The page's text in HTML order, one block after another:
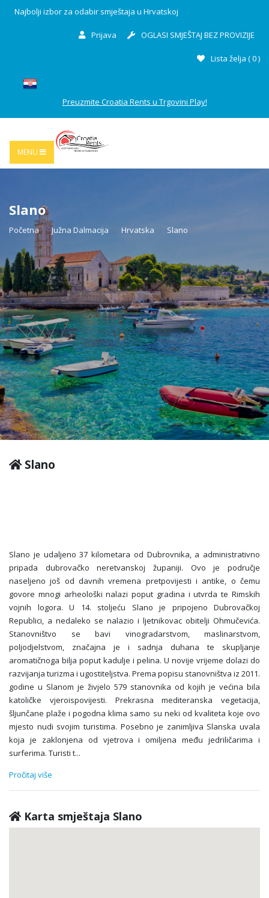
Najbolji izbor za odabir smještaja u Hrvatskoj
Prijava OGLASI SMJEŠTAJ BEZ PROVIZIJE
Lista želja (0)
Preuzmite Croatia Rents u Trgovini Play!
MENU
Slano
Početna Južna Dalmacija Hrvatska Slano
Slano
Slano je udaljeno 37 kilometara od Dubrovnika, a administrativno
pripada dubrovačko neretvanskoj županiji. Ovo je područje
naseljeno još od davnih vremena pretpovijesti i antike, o čemu
govore mnogi arheološki nalazi poput gradina i utvrda te Rimskih
vojnih logora. U 14. stoljeću Slano je pripojeno Dubrovačkoj
Republici, a nedaleko se nalazio i ljetnikovac obitelji Ohmučevića.
Stanovništvo se bavi vinogradarstvom, maslinarstvom,
poljodjelstvom, značajna je i sadnja duhana te skupljanje
aromatičnoga bilja poput kadulje i pelina. U novije vrijeme dolazi do
razvijanja turizma i ugostiteljstva. Prema popisu stanovništva iz 2011.
godine u Slanom je živjelo 579 stanovnika od kojih je većina bila
katoličke vjeroispovijesti. Prekrasna mediteranska vegetacija,
šljunčane plaže i pogodna klima samo su neki od kvaliteta koje ovo
mjesto nudi svojim turistima. Posebno je zanimljiva Slanska uvala
koja je zaklonjena od vjetrova i omiljena među jedriličarima i
surferima. Turisti t...
Pročitaj više
Karta smještaja Slano